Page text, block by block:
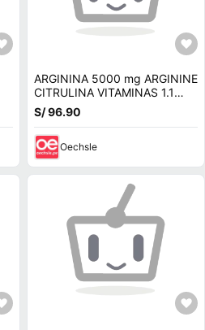
ARGININA 5000 mg ARGININE
CITRULINA VITAMINAS 1.1
KILO FORMULA V
S/ 96.90
Oechsle